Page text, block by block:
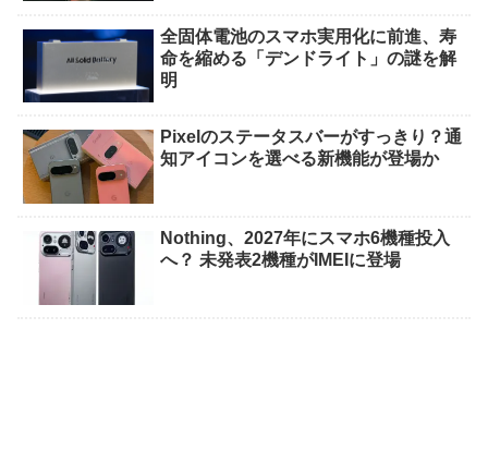
全固体電池のスマホ実用化に前進、寿
命を縮める「デンドライト」の謎を解
明
Pixelのステータスバーがすっきり？通
知アイコンを選べる新機能が登場か
Nothing、2027年にスマホ6機種投入
へ？ 未発表2機種がIMEIに登場